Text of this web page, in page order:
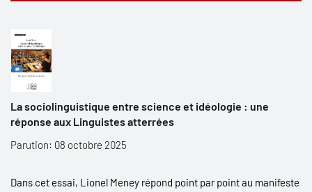
La sociolinguistique entre science et idéologie : une
réponse aux Linguistes atterrées
Parution: 08 octobre 2025
Dans cet essai, Lionel Meney répond point par point au manifeste